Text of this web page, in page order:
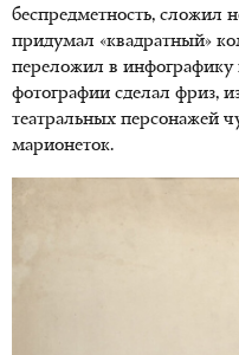
беспредметность, сложил
придумал «квадратный»
переложил в инфографику
фотографии сделал фриз,
театральных персонажей
марионеток.